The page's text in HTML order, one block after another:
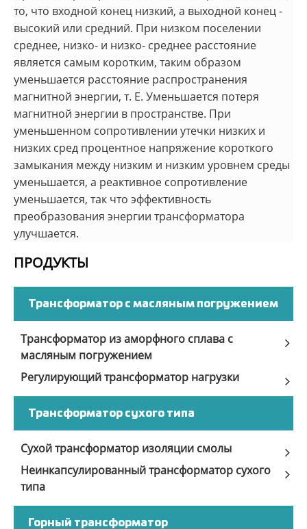
то, что входной конец низкий, а выходной конец -
высокий или средний. При низком поселении
среднее, низко- и низко- среднее расстояние
является самым коротким, таким образом
уменьшается расстояние распространения
магнитной энергии, т. Е. Уменьшается потеря
магнитной энергии в пространстве. При
уменьшенном сопротивлении утечки низких и
низких сред процентное напряжение короткого
замыкания между низким и низким уровнем среды
уменьшается, а реактивное сопротивление
уменьшается, так что эффективность
преобразования энергии трансформатора
улучшается.
ПРОДУКТЫ
Трансформатор с масляным погружением
Трансформатор из аморфного сплава с
масляным погружением
Регулирующий трансформатор нагрузки
Трансформатор сухого типа
Сухой трансформатор изоляции смолы
Неинкапсулированный трансформатор сухого
типа
Горный трансформатор